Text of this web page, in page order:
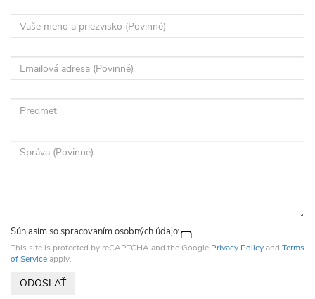
Súhlasím so spracovanímosobných údajov
This site is protected by reCAPTCHA and the Google Privacy Policy and Terms
of Service apply.
ODOSLAŤ